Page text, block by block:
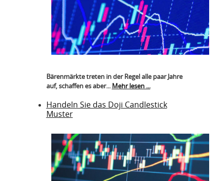
Bärenmärkte treten in der Regel alle paar Jahre
auf, schaffen es aber... Mehr lesen ...
Handeln Sie das Doji Candlestick
Muster